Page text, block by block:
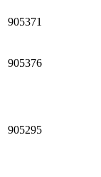
905371
905376
905295